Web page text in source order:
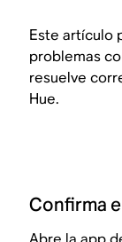
Este artículo
problemas
resuelve
Hue.
Confirma